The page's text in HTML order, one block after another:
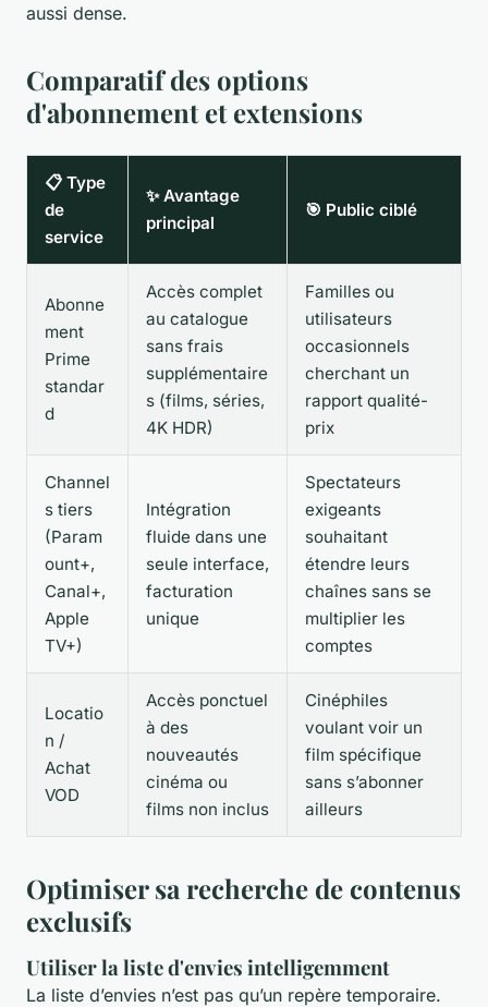
aussi dense.
Comparatif des options
d'abonnement et extensions
📋 Type
de
service
✨ Avantage
principal
🎯 Public ciblé
Abonne
ment
Prime
standar
d
Accès complet
au catalogue
sans frais
supplémentaire
s (films, séries,
4K HDR)
Familles ou
utilisateurs
occasionnels
cherchant un
rapport qualité-
prix
Channel
s tiers
(Param
ount+,
Canal+,
Apple
TV+)
Intégration
fluide dans une
seule interface,
facturation
unique
Spectateurs
exigeants
souhaitant
étendre leurs
chaînes sans se
multiplier les
comptes
Locatio
n /
Achat
VOD
Accès ponctuel
à des
nouveautés
cinéma ou
films non inclus
Cinéphiles
voulant voir un
film spécifique
sans s’abonner
ailleurs
Optimiser sa recherche de contenus
exclusifs
Utiliser la liste d'envies intelligemment
La liste d’envies n’est pas qu’un repère temporaire.